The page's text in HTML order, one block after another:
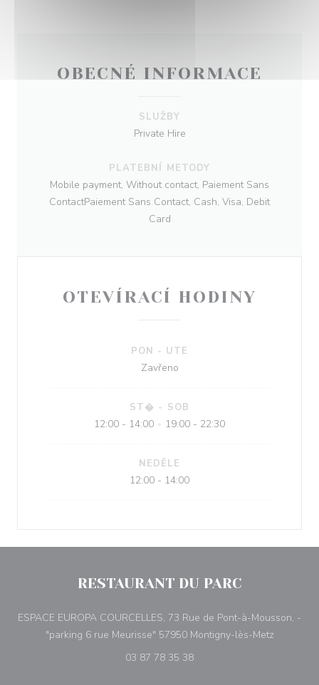
OBECNÉ INFORMACE
SLUŽBY
Private Hire
PLATEBNÍ METODY
Mobile payment, Without contact, Paiement Sans
ContactPaiement Sans Contact, Cash, Visa, Debit
Card
OTEVÍRACÍ HODINY
PON - UTE
Zavřeno
ST� - SOB
12:00 - 14:00 19:00 - 22:30
NEDĚLE
12:00 - 14:00
RESTAURANT DU PARC
ESPACE EUROPA COURCELLES, 73 Rue de Pont-à-Mousson, -
"parking 6 rue Meurisse" 57950 Montigny-lès-Metz((otevře
03 87 78 35 38